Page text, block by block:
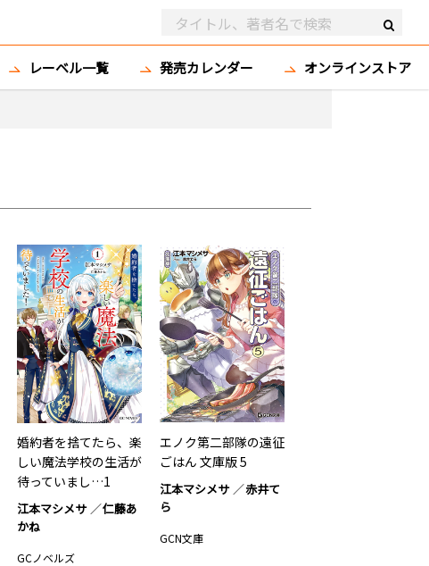
レーベル一覧 発売カレンダー オンラインストア
婚約者を捨てたら、楽
しい魔法学校の生活が
待っていまし…1
江本マシメサ
仁藤あ
かね
GCノベルズ
エノク第二部隊の遠征
ごはん 文庫版 5
江本マシメサ
赤井て
ら
GCN文庫